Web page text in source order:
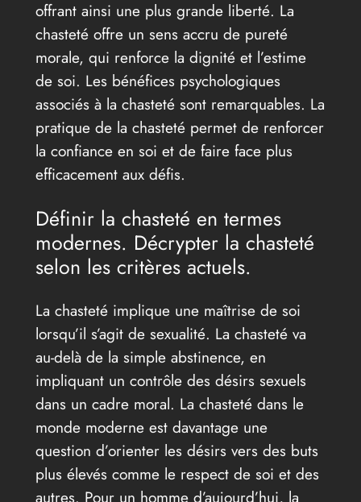
offrant ainsi une plus grande liberté. La
chasteté offre un sens accru de pureté
morale, qui renforce la dignité et l’estime
de soi. Les bénéfices psychologiques
associés à la chasteté sont remarquables. La
pratique de la chasteté permet de renforcer
la confiance en soi et de faire face plus
efficacement aux défis.
Définir la chasteté en termes
modernes. Décrypter la chasteté
selon les critères actuels.
La chasteté implique une maîtrise de soi
lorsqu’il s’agit de sexualité. La chasteté va
au-delà de la simple abstinence, en
impliquant un contrôle des désirs sexuels
dans un cadre moral. La chasteté dans le
monde moderne est davantage une
question d’orienter les désirs vers des buts
plus élevés comme le respect de soi et des
autres. Pour un homme d’aujourd’hui, la